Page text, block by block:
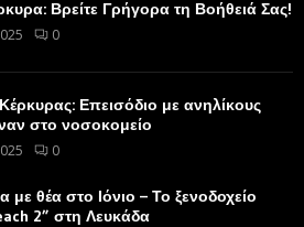
Βρείτε Γρήγορα τη Βοήθειά Σας!
0
Επεισόδιο με ανηλίκους
στο νοσοκομείο
0
με θέα στο Ιόνιο – Το ξενοδοχείο
2” στη Λευκάδα